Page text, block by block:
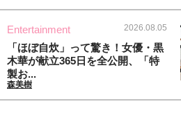
Entertainment 2026.08.05
「ほぼ自炊」って驚き！女優・黒
木華が献立365日を全公開、「特
製お...
森美樹